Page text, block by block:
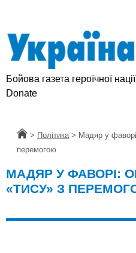
Бойова газета героїчної нації
Donate
Головна
> Політика > Мадяр у
перемогою
МАДЯР У ФАВОРІ:
«ТИСУ» З